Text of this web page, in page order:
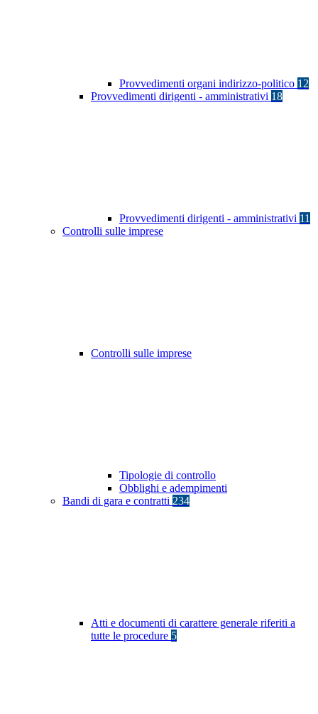
Provvedimenti organi indirizzo-politico 12
Provvedimenti dirigenti - amministrativi 18
Provvedimenti dirigenti - amministrativi 11
Controlli sulle imprese
Controlli sulle imprese
Tipologie di controllo
Obblighi e adempimenti
Bandi di gara e contratti 234
Atti e documenti di carattere generale riferiti a
tutte le procedure 5